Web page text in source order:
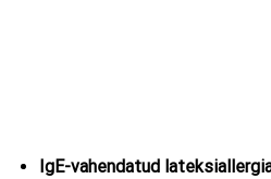
IgE-vahendatud